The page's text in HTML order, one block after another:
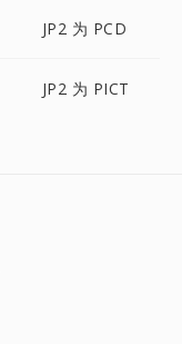
JP2 为 PCD
JP2 为 PICT